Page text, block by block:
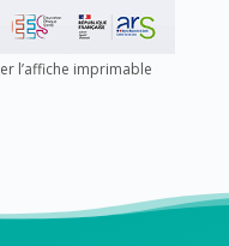
l’affiche imprimable